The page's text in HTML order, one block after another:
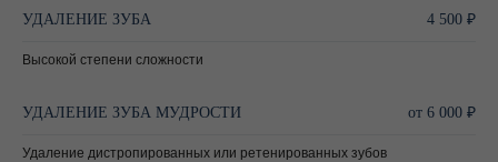
УДАЛЕНИЕ ЗУБА 4 500 ₽
Высокой степени сложности
УДАЛЕНИЕ ЗУБА МУДРОСТИ от 6 000 ₽
Удаление дистропированных или ретенированных зубов